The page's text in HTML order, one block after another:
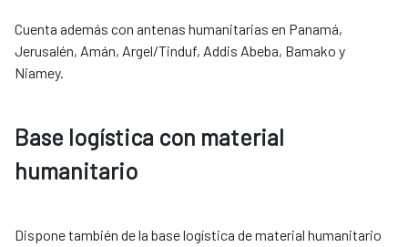
Cuenta además con antenas humanitarias en Panamá,
Jerusalén, Amán, Argel/Tinduf, Addis Abeba, Bamako y
Niamey.
Base logística con material
humanitario
Dispone también de la base logística de material humanitario